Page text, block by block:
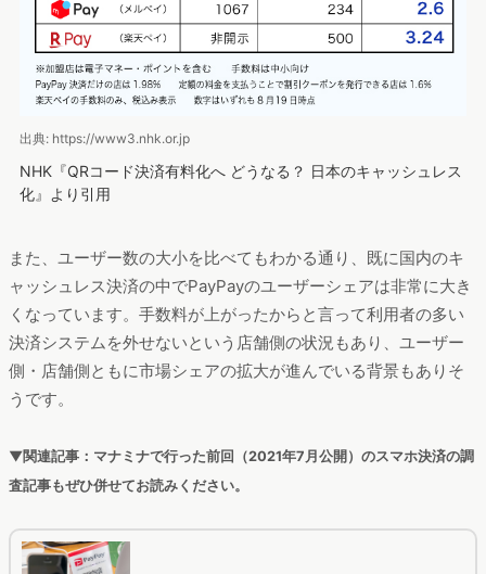
出典: https://www3.nhk.or.jp
NHK『QRコード決済有料化へ どうなる？ 日本のキャッシュレス
化』より引用
また、ユーザー数の大小を比べてもわかる通り、既に国内のキ
ャッシュレス決済の中でPayPayのユーザーシェアは非常に大き
くなっています。手数料が上がったからと言って利用者の多い
決済システムを外せないという店舗側の状況もあり、ユーザー
側・店舗側ともに市場シェアの拡大が進んでいる背景もありそ
うです。
▼関連記事：マナミナで行った前回（2021年7月公開）のスマホ決済の調
査記事もぜひ併せてお読みください。